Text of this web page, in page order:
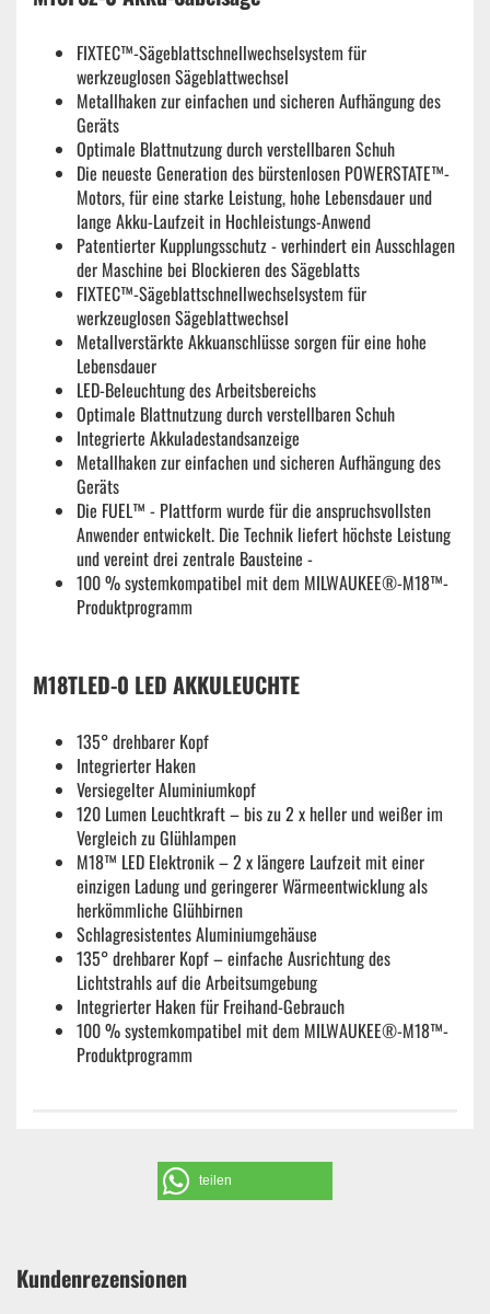
FIXTEC™-Sägeblattschnellwechselsystem für
werkzeuglosen Sägeblattwechsel
Metallhaken zur einfachen und sicheren Aufhängung des
Geräts
Optimale Blattnutzung durch verstellbaren Schuh
Die neueste Generation des bürstenlosen POWERSTATE™-
Motors, für eine starke Leistung, hohe Lebensdauer und
lange Akku-Laufzeit in Hochleistungs-Anwend
Patentierter Kupplungsschutz - verhindert ein Ausschlagen
der Maschine bei Blockieren des Sägeblatts
FIXTEC™-Sägeblattschnellwechselsystem für
werkzeuglosen Sägeblattwechsel
Metallverstärkte Akkuanschlüsse sorgen für eine hohe
Lebensdauer
LED-Beleuchtung des Arbeitsbereichs
Optimale Blattnutzung durch verstellbaren Schuh
Integrierte Akkuladestandsanzeige
Metallhaken zur einfachen und sicheren Aufhängung des
Geräts
Die FUEL™ - Plattform wurde für die anspruchsvollsten
Anwender entwickelt. Die Technik liefert höchste Leistung
und vereint drei zentrale Bausteine -
100 % systemkompatibel mit dem MILWAUKEE®-M18™-
Produktprogramm
M18TLED-0 LED AKKULEUCHTE
135° drehbarer Kopf
Integrierter Haken
Versiegelter Aluminiumkopf
120 Lumen Leuchtkraft – bis zu 2 x heller und weißer im
Vergleich zu Glühlampen
M18™ LED Elektronik – 2 x längere Laufzeit mit einer
einzigen Ladung und geringerer Wärmeentwicklung als
herkömmliche Glühbirnen
Schlagresistentes Aluminiumgehäuse
135° drehbarer Kopf – einfache Ausrichtung des
Lichtstrahls auf die Arbeitsumgebung
Integrierter Haken für Freihand-Gebrauch
100 % systemkompatibel mit dem MILWAUKEE®-M18™-
Produktprogramm
teilen
Kundenrezensionen